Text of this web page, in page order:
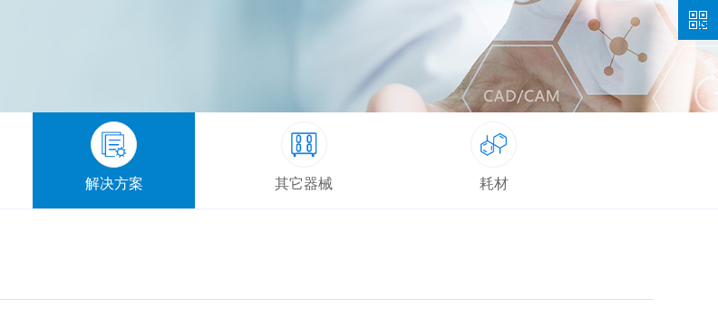
解决方案 其它器械 耗材